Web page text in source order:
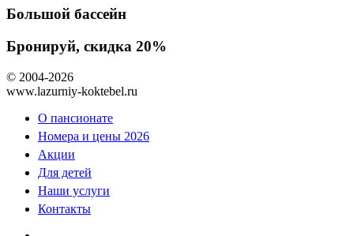
Большой бассейн
Бронируй, скидка 20%
© 2004-2026
www.lazurniy-koktebel.ru
О пансионате
Номера и цены 2026
Акции
Для детей
Наши услуги
Контакты